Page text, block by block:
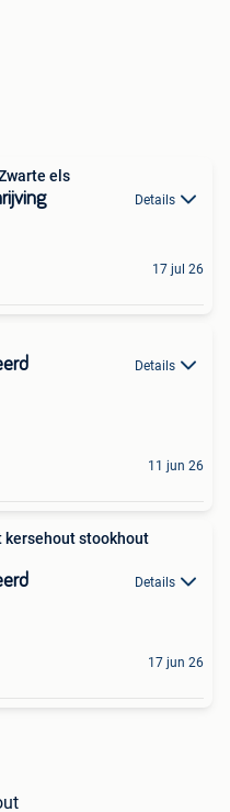
els
Details
17 jul 26
Details
11 jun 26
kersehout stookhout
Details
17 jun 26